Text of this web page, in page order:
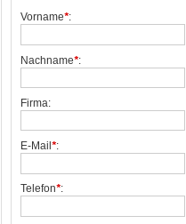
Vorname*:
Nachname*:
Firma:
E-Mail *:
Telefon*: